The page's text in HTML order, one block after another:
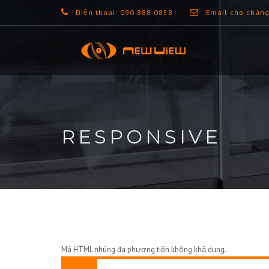
Điện thoại: 090 888 0858 Email cho
RESPONSIVE
Mã HTML nhúng đa phương tiện không khả dụng.